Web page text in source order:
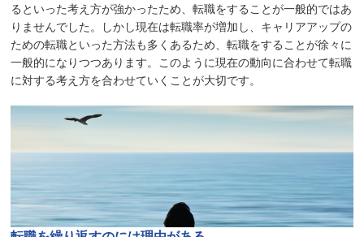
るといった考え方が強かったため、転職をすることが一般的ではあ
りませんでした。しかし現在は転職率が増加し、キャリアアップの
ための転職といった方法も多くあるため、転職をすることが徐々に
一般的になりつつあります。このように現在の動向に合わせて転職
に対する考え方を合わせていくことが大切です。